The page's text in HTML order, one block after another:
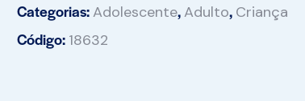
Categorias:Adolescente,Adulto, Criança
Código: 18632